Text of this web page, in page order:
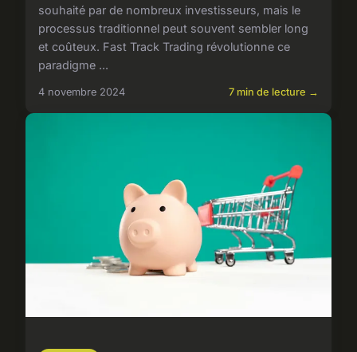
souhaité par de nombreux investisseurs, mais le
processus traditionnel peut souvent sembler long
et coûteux. Fast Track Trading révolutionne ce
paradigme ...
4 novembre 2024 7 min de lecture →